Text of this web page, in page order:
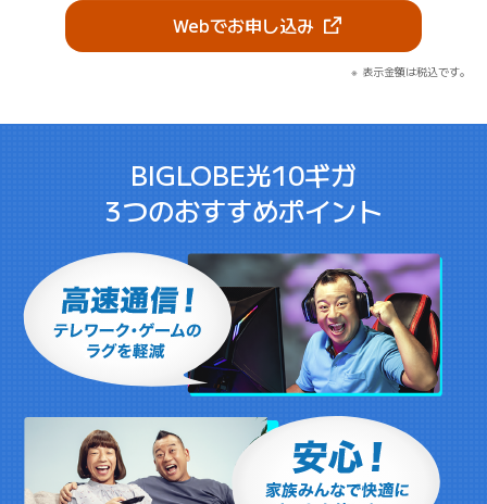
Webでお申し込み（新しいタブで開き
表示金額は税込です。
BIGLOBE光10ギガ
3つのおすすめポイント